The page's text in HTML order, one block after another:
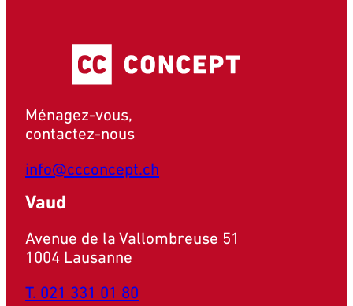
Ménagez-vous,
contactez-nous
info@ccconcept.ch
Vaud
Avenue de la Vallombreuse 51
1004 Lausanne
T. 021 331 01 80